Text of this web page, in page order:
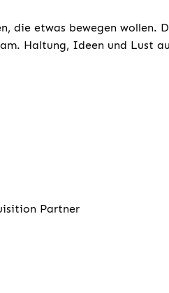
die etwas bewegen wollen.
Haltung, Ideen und Lust
Partner